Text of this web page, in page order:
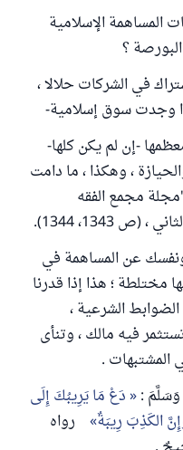
المساهمة الإسلامية
؟
في الشركات حلالا ،
وجدت سوق إسلامية-
-إن لم يكن كلها-
، وهكذا ، ما دامت
مجمع الفقه
1343، 1344).
عن المساهمة في
مختلطة ؛ هذا إذا قدرنا
الشرعية ،
فيه مالك ، وتنأى
المشتبهات .
وَسَلَّمَ : دَعْ مَا يَرِيبُكَ إِلَى
الكَذِبَ رِيبَةٌ
رواه